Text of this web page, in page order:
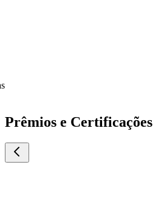
Prêmios e Certificações